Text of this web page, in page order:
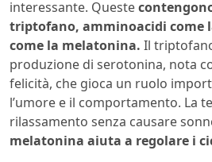
interessante. Queste
triptofano, amminoacidi come
come la melatonina. Il
produzione di serotonina, nota
felicità, che gioca un ruolo
l’umore e il comportamento. La
rilassamento senza causare
melatonina aiuta a regolare i